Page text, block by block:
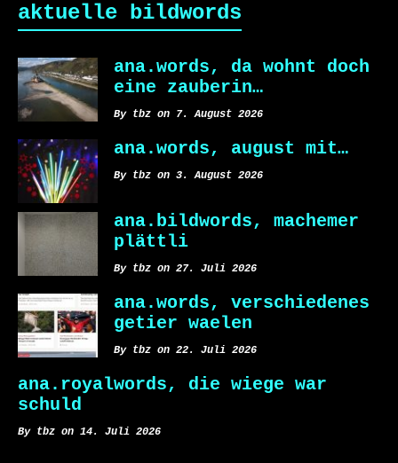
aktuelle bildwords
ana.words, da wohnt doch
eine zauberin…
By tbz on 7. August 2026
ana.words, august mit…
By tbz on 3. August 2026
ana.bildwords, machemer
plättli
By tbz on 27. Juli 2026
ana.words, verschiedenes
getier waelen
By tbz on 22. Juli 2026
ana.royalwords, die wiege war
schuld
By tbz on 14. Juli 2026